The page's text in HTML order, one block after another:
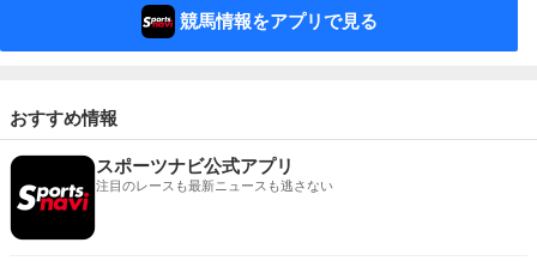
競馬情報をアプリで見る
おすすめ情報
スポーツナビ公式アプリ
注目のレースも最新ニュースも逃さない